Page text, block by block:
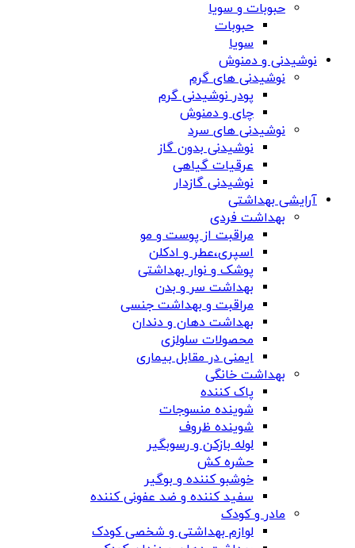
حبوبات و سویا
حبوبات
سویا
نوشیدنی و دمنوش
نوشیدنی های گرم
پودر نوشیدنی گرم
چای و دمنوش
نوشیدنی های سرد
نوشیدنی بدون گاز
عرقیات گیاهی
نوشیدنی گازدار
آرایشی بهداشتی
بهداشت فردی
مراقبت از پوست و مو
اسپری،عطر و ادکلن
پوشک و نوار بهداشتی
بهداشت سر و بدن
مراقبت و بهداشت جنسی
بهداشت دهان و دندان
محصولات سلولزی
ایمنی در مقابل بیماری
بهداشت خانگی
پاک کننده
شوینده منسوجات
شوینده ظروف
لوله بازکن و رسوبگیر
حشره کش
خوشبو کننده و بوگیر
سفید کننده و ضد عفونی کننده
مادر و کودک
لوازم بهداشتی و شخصی کودک